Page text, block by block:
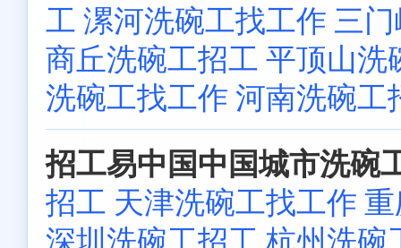
工 漯河洗碗工找工作 三
商丘洗碗工招工 平顶山洗
洗碗工找工作 河南洗碗工
招工易中国中国城市洗碗
招工 天津洗碗工找工作
深圳洗碗工招工 杭州洗碗